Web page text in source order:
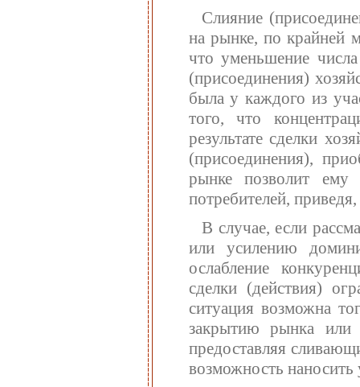
Слияние
на рынке, по крайней
что уменьшение
(присоединения)
была у каждого из
того, что
результате сделки
(присоединения),
рынке позволит ему
потребителей,
В случае, если
или усилению
ослабление
сделки (действия)
ситуация возможна
закрытию рынка или
предоставляя
возможность